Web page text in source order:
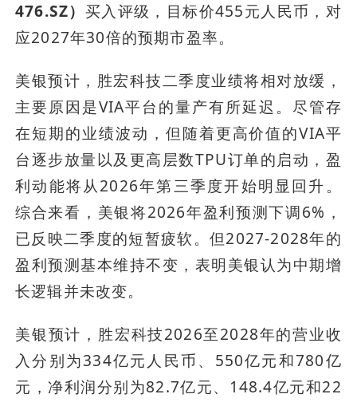
476.SZ） 买入评级，目标价455元人民币，对
应2027年30倍的预期市盈率。
美银预计，胜宏科技二季度业绩将相对放缓，
主要原因是VIA平台的量产有所延迟。尽管存
在短期的业绩波动，但随着更高价值的VIA平
台逐步放量以及更高层数TPU订单的启动，盈
利动能将从2026年第三季度开始明显回升。
综合来看，美银将2026年盈利预测下调6%，
已反映二季度的短暂疲软。但2027-2028年的
盈利预测基本维持不变，表明美银认为中期增
长逻辑并未改变。
美银预计，胜宏科技2026至2028年的营业收
入分别为334亿元人民币、550亿元和780亿
元，净利润分别为82.7亿元、148.4亿元和22